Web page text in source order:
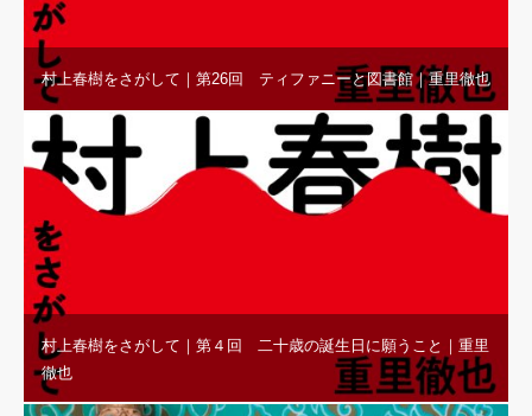
村上春樹をさがして｜第26回 ティファニーと図書館｜重里徹也
村上春樹をさがして｜第４回 二十歳の誕生日に願うこと｜重里
徹也